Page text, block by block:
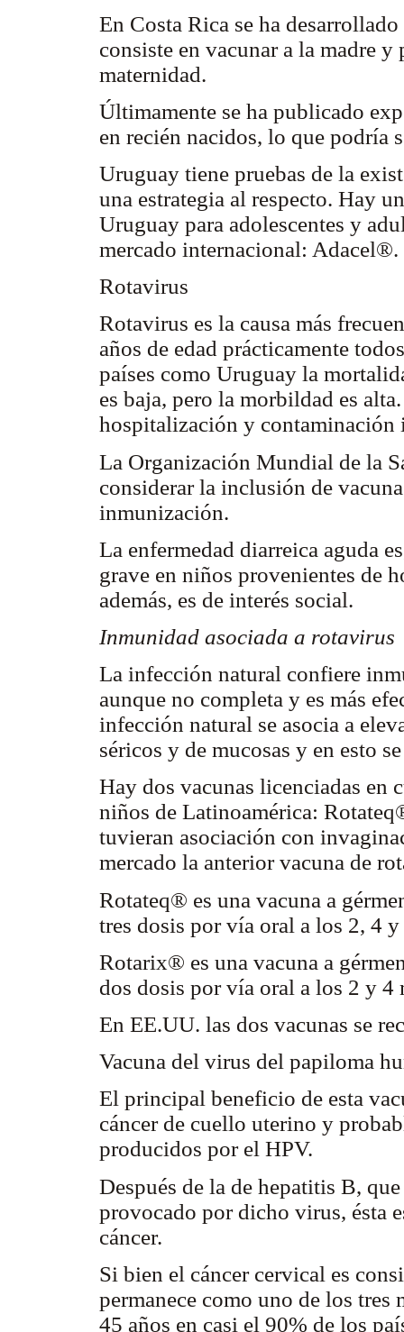
En Costa Rica se ha
consiste en vacunar a la madre
maternidad.
Últimamente se ha publicado
en recién nacidos, lo que podría
Uruguay tiene pruebas de la
una estrategia al respecto. Hay
Uruguay para adolescentes y
mercado internacional: Adacel®.
Rotavirus
Rotavirus es la causa más
años de edad prácticamente
países como Uruguay la
es baja, pero la morbildad es
hospitalización y contaminación
La Organización Mundial de la
considerar la inclusión de
inmunización.
La enfermedad diarreica aguda
grave en niños provenientes de
además, es de interés social.
Inmunidad asociada a rotavirus
La infección natural confiere
aunque no completa y es más
infección natural se asocia a
séricos y de mucosas y en esto
Hay dos vacunas licenciadas en
niños de Latinoamérica:
tuvieran asociación con
mercado la anterior vacuna de
Rotateq® es una vacuna a
tres dosis por vía oral a los 2, 4 y
Rotarix® es una vacuna a
dos dosis por vía oral a los 2 y 4
En EE.UU. las dos vacunas se
Vacuna del virus del papiloma
El principal beneficio de esta
cáncer de cuello uterino y
producidos por el HPV.
Después de la de hepatitis B,
provocado por dicho virus, ésta
cáncer.
Si bien el cáncer cervical es
permanece como uno de los tres
45 años en casi el 90% de los